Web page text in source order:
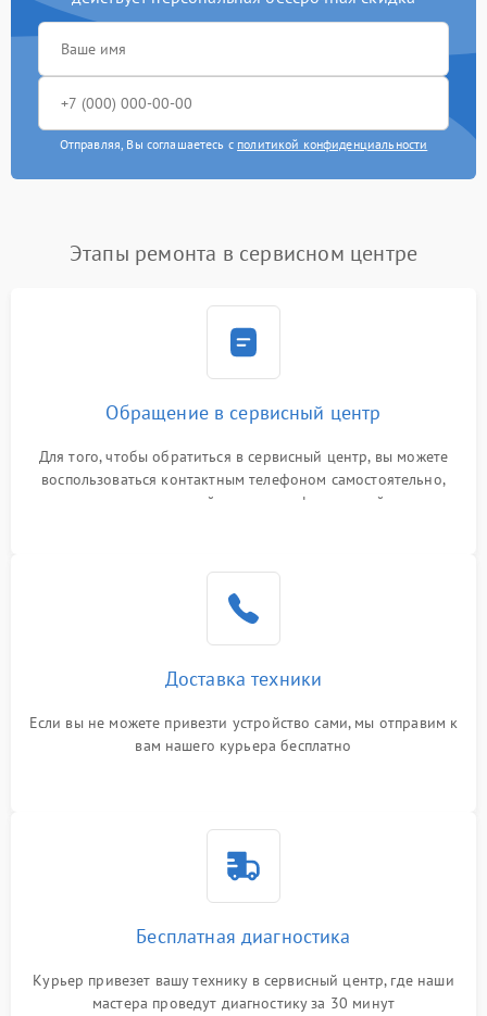
Отправляя, Вы соглашаетесь с политикой конфиденциальности
Этапы ремонта в сервисном центре
Обращение в сервисный центр
Для того, чтобы обратиться в сервисный центр, вы можете
воспользоваться контактным телефоном самостоятельно,
или оставить свой номер телефона на сайте
Доставка техники
Если вы не можете привезти устройство сами, мы отправим к
вам нашего курьера бесплатно
Бесплатная диагностика
Курьер привезет вашу технику в сервисный центр, где наши
мастера проведут диагностику за 30 минут